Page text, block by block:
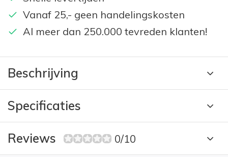
Vanaf 25,- geen handelingskosten
Al meer dan 250.000 tevreden klanten!
Beschrijving
Specificaties
Reviews 0/10